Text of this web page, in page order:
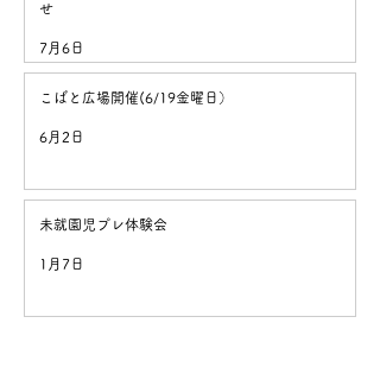
せ
7月6日
こばと広場開催(6/19金曜日）
6月2日
未就園児プレ体験会
1月7日